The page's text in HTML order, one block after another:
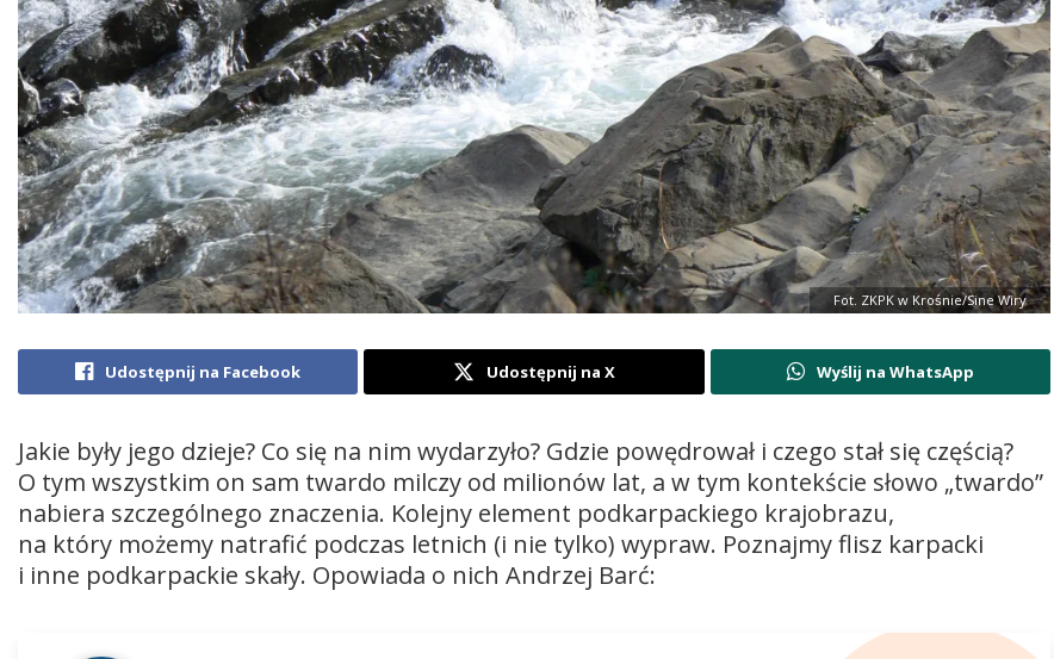
Fot. ZKPK w Krośnie/Sine Wiry
Udostępnij na Facebook Udostępnij na X Wyślij na WhatsApp
Jakie były jego dzieje? Co się na nim wydarzyło? Gdzie powędrował i czego stał się częścią?
O tym wszystkim on sam twardo milczy od milionów lat, a w tym kontekście słowo „twardo”
nabiera szczególnego znaczenia. Kolejny element podkarpackiego krajobrazu,
na który możemy natrafić podczas letnich (i nie tylko) wypraw. Poznajmy flisz karpacki
i inne podkarpackie skały. Opowiada o nich Andrzej Barć: